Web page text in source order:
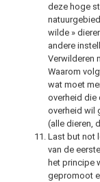
deze hoge
wilde »
andere
Verwilderen
Waarom
wat moet
overheid die
overheid wil
(alle dieren,
Last but not
van de
het principe
gepromoot